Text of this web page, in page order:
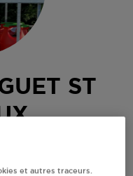
ST
et autres traceurs.